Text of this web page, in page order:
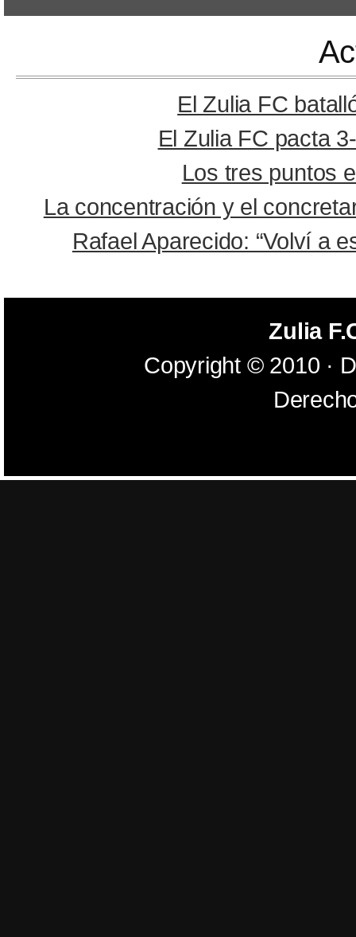
El Zulia FC
El Zulia FC pacta
Los tres puntos
La concentración y el
Rafael Aparecido: “Volví a
Zulia
Copyright © 2010 ·